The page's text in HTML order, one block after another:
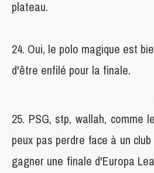
plateau.
24. Oui, le polo magique est
d'être enfilé pour la finale.
25. PSG, stp, wallah, comme
peux pas perdre face à un
gagner une finale d'Europa